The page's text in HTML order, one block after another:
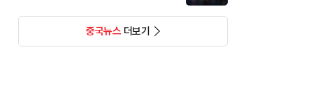
중국뉴스더보기